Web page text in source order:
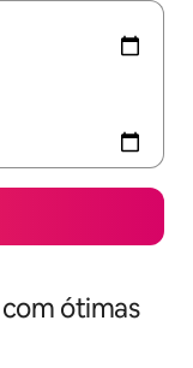
ótimas